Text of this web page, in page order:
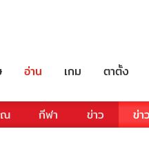
อ่าน เกม ตาตั้ง
ณ กีฬา ข่าว ข่า